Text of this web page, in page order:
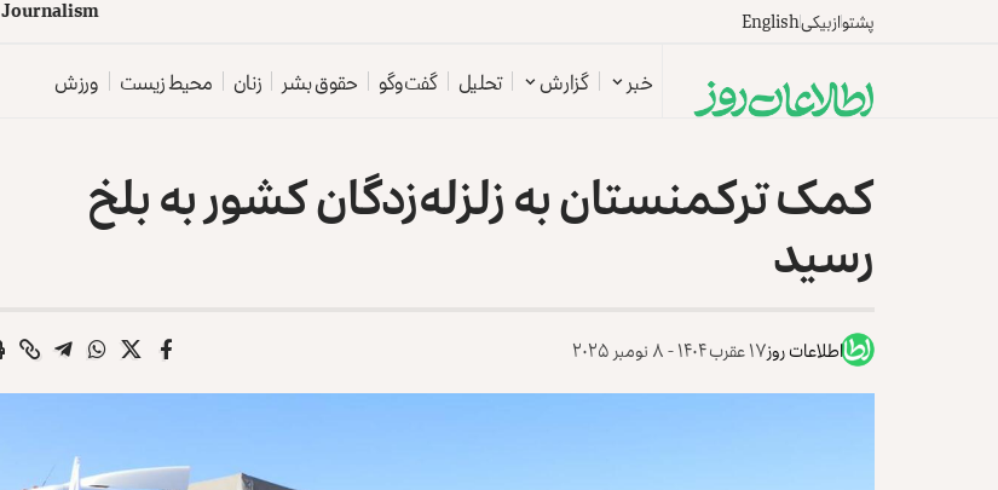
پشتوازبیکیEnglish
m
s
i
l
a
n
r
u
o
J
خبر گزارش تحلیل گفت‌وگو حقوق بشر زنان محیط زیست ورزش
کمک ترکمنستان به زلزله‌زدگان کشور به بلخ
رسید
اطلاعات روز۱۷ عقرب ۱۴۰۴ - ۸ نومبر ۲۰۲۵